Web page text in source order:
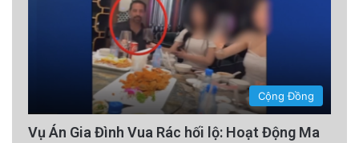
Cộng Đồng
Vụ Án Gia Đình Vua Rác hối lộ: Hoạt Động Ma